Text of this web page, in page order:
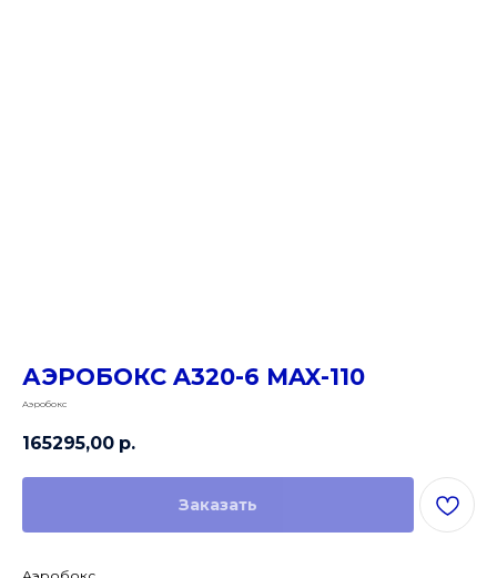
АЭРОБОКС A320-6 MAX-110
Аэробокс
165295,00 р.
Заказать